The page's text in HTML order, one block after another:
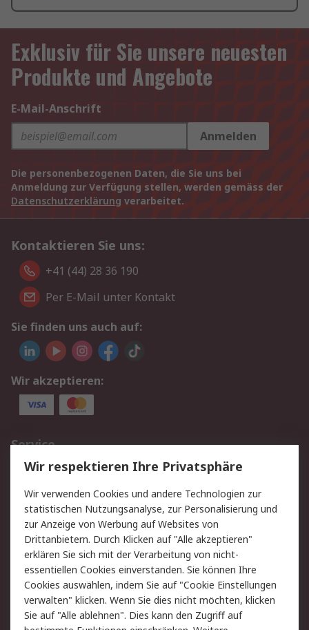
Exklusiv für Sie unsere neuesten
Produkte und Angebote
E-Mail-Anschrift
Anmelden
Die personenbezogenen Daten, die Sie uns bei
Anmeldung zur Verfügung stellen, werden gemäss der
Datenschutzerklärung verarbeitet.
Kontaktieren Sie uns:
+41 (44) 28 36 190
Per E-Mail unter Kontakt
Sie finden uns auch auf:
Wir akzeptieren:
Service
Value Added Services
Lieferlösungen
Rücksendungen
Kontakt
Hilfe
Rechtliches
AGB
Datenschutz
Cookie-Richtlinie
Zahlungsbedingungen
Copyright/Impressum
Wir respektieren Ihre Privatsphäre
Wir verwenden Cookies und andere Technologien zur
statistischen Nutzungsanalyse, zur Personalisierung und
zur Anzeige von Werbung auf Websites von
Drittanbietern. Durch Klicken auf "Alle akzeptieren"
erklären Sie sich mit der Verarbeitung von nicht-
essentiellen Cookies einverstanden. Sie können Ihre
Cookies auswählen, indem Sie auf "Cookie Einstellungen
verwalten" klicken. Wenn Sie dies nicht möchten, klicken
Sie auf "Alle ablehnen". Dies kann den Zugriff auf